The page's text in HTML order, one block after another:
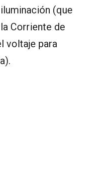
(que
Corriente de
voltaje para